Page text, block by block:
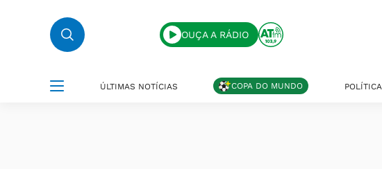
OUÇA A RÁDIO
ÚLTIMAS NOTÍCIAS COPA DO MUNDO POLÍTICA